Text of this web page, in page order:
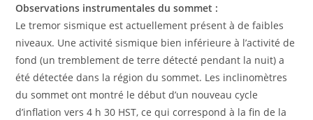
Observations instrumentales du sommet :
Le tremor sismique est actuellement présent à de faibles
niveaux. Une activité sismique bien inférieure à l’activité de
fond (un tremblement de terre détecté pendant la nuit) a
été détectée dans la région du sommet. Les inclinomètres
du sommet ont montré le début d’un nouveau cycle
d’inflation vers 4 h 30 HST, ce qui correspond à la fin de la